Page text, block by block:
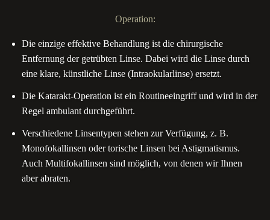
Operation:
Die einzige effektive Behandlung ist die chirurgische
Entfernung der getrübten Linse. Dabei wird die Linse durch
eine klare, künstliche Linse (Intraokularlinse) ersetzt.
Die Katarakt-Operation ist ein Routineeingriff und wird in der
Regel ambulant durchgeführt.
Verschiedene Linsentypen stehen zur Verfügung, z. B.
Monofokallinsen oder torische Linsen bei Astigmatismus.
Auch Multifokallinsen sind möglich, von denen wir Ihnen
aber abraten.